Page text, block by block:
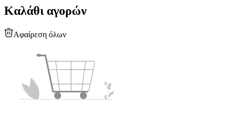
Καλάθι αγορών
Αφαίρεση όλων